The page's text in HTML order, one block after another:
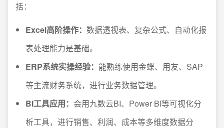
括：
Excel高阶操作： 数据透视表、复杂公式、自动化报
表处理能力是基础。
ERP系统实操经验： 能熟练使用金蝶、用友、SAP
等主流财务系统，进行业务数据管理。
BI工具应用： 会用九数云BI、Power BI等可视化分
析工具，进行销售、利润、成本等多维度数据分